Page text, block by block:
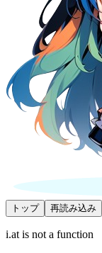
トップ 再読み込み
i.at is not a function